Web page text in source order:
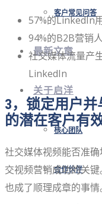
客户常见问答
最新文章
关于启洋
核心团队
合作伙伴
57%的LinkedIn
94%的B2B营销
社交媒体流量产
LinkedIn
3，锁定用户
的潜在客户有
社交媒体视频能否准
交视频营销成功的关
也成了顺理成章的事情